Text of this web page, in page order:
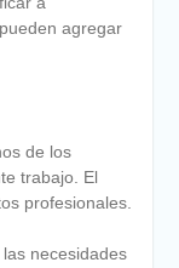
agregar
de los
trabajo. El
profesionales.
necesidades